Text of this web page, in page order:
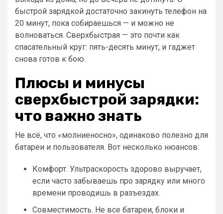
быстрой зарядкой достаточно закинуть телефон на
20 минут, пока собираешься — и можно не
волноваться. Сверхбыстрая — это почти как
спасательный круг: пять-десять минут, и гаджет
снова готов к бою.
Плюсы и минусы
сверхбыстрой зарядки:
что важно знать
Не всё, что «молниеносно», одинаково полезно для
батареи и пользователя. Вот несколько нюансов:
Комфорт. Ультраскорость здорово выручает,
если часто забываешь про зарядку или много
времени проводишь в разъездах.
Совместимость. Не все батареи, блоки и